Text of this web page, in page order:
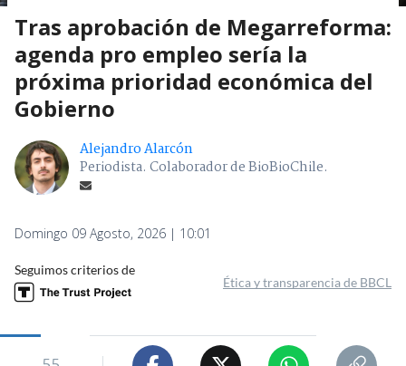
Tras aprobación de Megarreforma:
agenda pro empleo sería la
próxima prioridad económica del
Gobierno
Alejandro Alarcón
Periodista. Colaborador de BioBioChile.
Domingo 09 Agosto, 2026 | 10:01
Seguimos criterios de
Ética y transparencia de BBCL